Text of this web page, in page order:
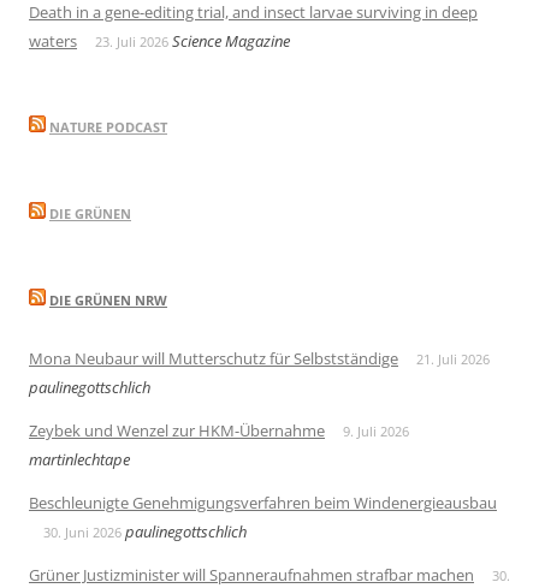
Death in a gene-editing trial, and insect larvae surviving in deep
waters
23. Juli 2026 Science Magazine
NATURE PODCAST
DIE GRÜNEN
DIE GRÜNEN NRW
Mona Neubaur will Mutterschutz für Selbstständige 21. Juli 2026
paulinegottschlich
Zeybek und Wenzel zur HKM-Übernahme
9. Juli 2026
martinlechtape
Beschleunigte Genehmigungsverfahren beim Windenergieausbau
30. Juni 2026 paulinegottschlich
Grüner Justizminister will Spanneraufnahmen strafbar machen
30.